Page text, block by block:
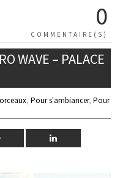
0
COMMENTAIRE(S)
WAVE – PALACE
, Pour s'ambiancer, Pour